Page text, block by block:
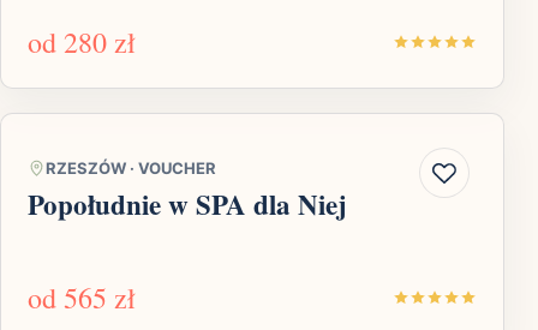
od 280 zł
RZESZÓW · VOUCHER
Popołudnie w SPA dla Niej
od 565 zł